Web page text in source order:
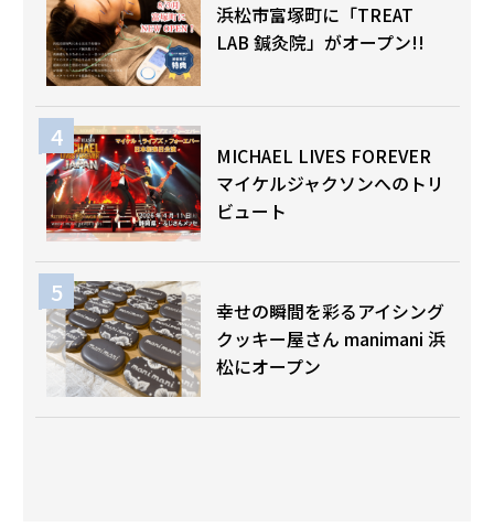
浜松市富塚町に「TREAT
LAB 鍼灸院」がオープン!!
MICHAEL LIVES FOREVER
マイケルジャクソンへのトリ
ビュート
幸せの瞬間を彩るアイシング
クッキー屋さん manimani 浜
松にオープン